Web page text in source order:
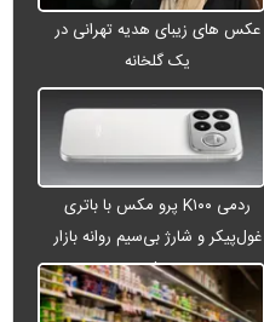
عکس های زیبای هدیه تهرانی در
یک گلخانه
ردمی K۱۰۰ پرو مکس با باتری
غول‌پیکر و شارژ بی‌سیم روانه بازار
می‌شود